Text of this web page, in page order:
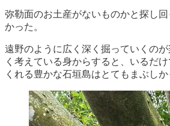
弥勒面のお土産がないものかと探し
かった。
遠野のように広く深く掘っていくの
く考えている身からすると、いるだ
くれる豊かな石垣島はとてもまぶしか